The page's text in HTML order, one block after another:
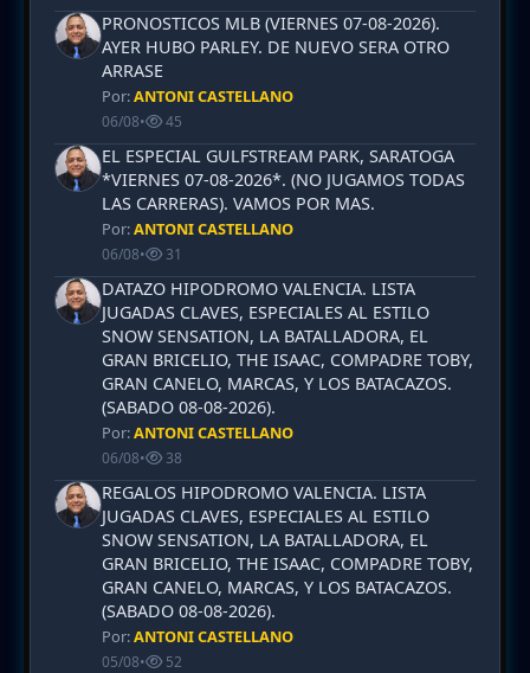
PRONOSTICOS MLB (VIERNES 07-08-2026).
AYER HUBO PARLEY. DE NUEVO SERA OTRO
ARRASE
Por:ANTONI CASTELLANO
06/08• 45
EL ESPECIAL GULFSTREAM PARK, SARATOGA
*VIERNES 07-08-2026*. (NO JUGAMOS TODAS
LAS CARRERAS). VAMOS POR MAS.
Por:ANTONI CASTELLANO
06/08• 31
DATAZO HIPODROMO VALENCIA. LISTA
JUGADAS CLAVES, ESPECIALES AL ESTILO
SNOW SENSATION, LA BATALLADORA, EL
GRAN BRICELIO, THE ISAAC, COMPADRE TOBY,
GRAN CANELO, MARCAS, Y LOS BATACAZOS.
(SABADO 08-08-2026).
Por:ANTONI CASTELLANO
06/08• 38
REGALOS HIPODROMO VALENCIA. LISTA
JUGADAS CLAVES, ESPECIALES AL ESTILO
SNOW SENSATION, LA BATALLADORA, EL
GRAN BRICELIO, THE ISAAC, COMPADRE TOBY,
GRAN CANELO, MARCAS, Y LOS BATACAZOS.
(SABADO 08-08-2026).
Por:ANTONI CASTELLANO
05/08• 52